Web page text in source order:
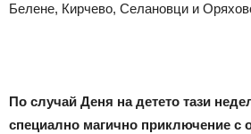
Белене, Кирчево, Селановци и
По случай Деня на детето тази
специално магично приключение с